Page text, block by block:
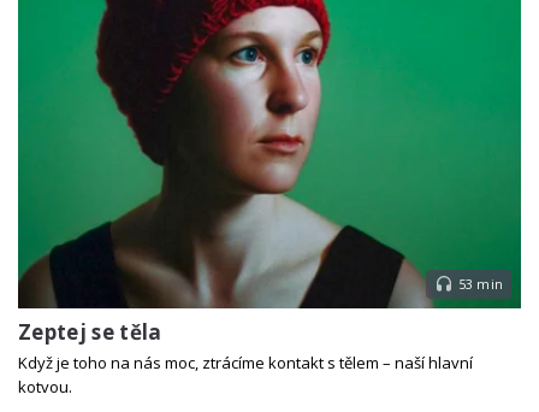
53 min
Zeptej se těla
Když je toho na nás moc, ztrácíme kontakt s tělem – naší hlavní
kotvou.